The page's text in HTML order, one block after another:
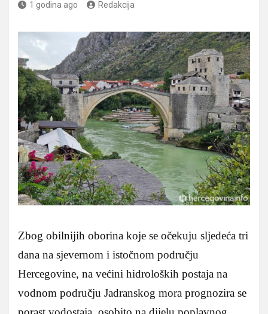
1 godina ago Redakcija
Zbog obilnijih oborina koje se očekuju sljedeća tri
dana na sjevernom i istočnom području
Hercegovine, na većini hidroloških postaja na
vodnom području Jadranskog mora prognozira se